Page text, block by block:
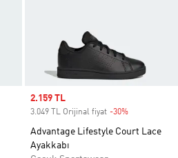
Sale price
2.159 TL
3.049 TL Orijinal fiyat -30%
Advantage Lifestyle Court Lace
Ayakkabı